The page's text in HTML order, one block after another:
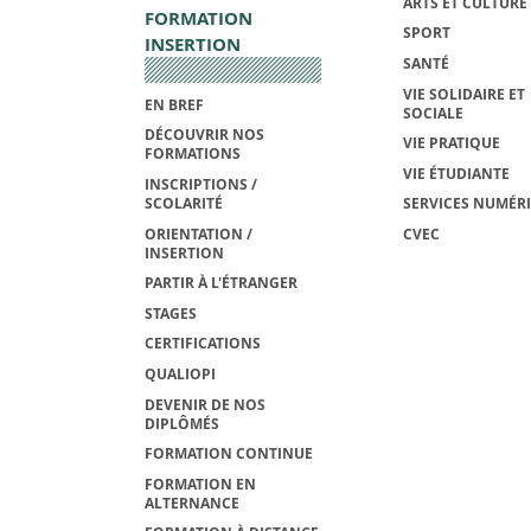
FORMATION
INSERTION
EN BREF
DÉCOUVRIR NOS
FORMATIONS
INSCRIPTIONS /
SCOLARITÉ
ORIENTATION /
INSERTION
PARTIR À L'ÉTRANGER
STAGES
CERTIFICATIONS
QUALIOPI
DEVENIR DE NOS
DIPLÔMÉS
FORMATION CONTINUE
FORMATION EN
ALTERNANCE
SPORT
SANTÉ
VIE SOLIDAIRE ET
SOCIALE
VIE PRATIQUE
VIE ÉTUDIANTE
SERVICES
CVEC